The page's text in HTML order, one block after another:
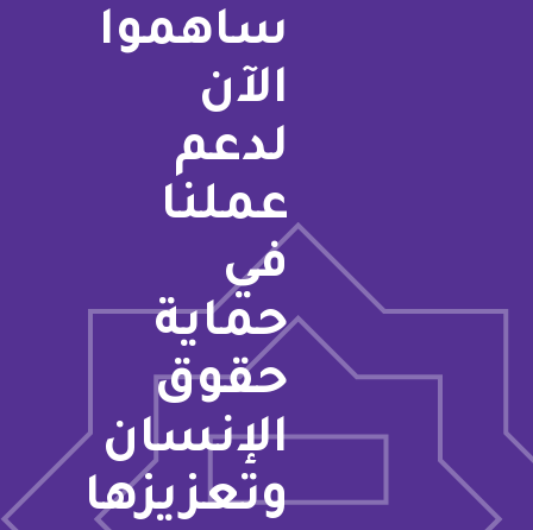
ساهموا
الآن
لدعم
عملنا
في
حماية
حقوق
الإنسان
وتعزيزها